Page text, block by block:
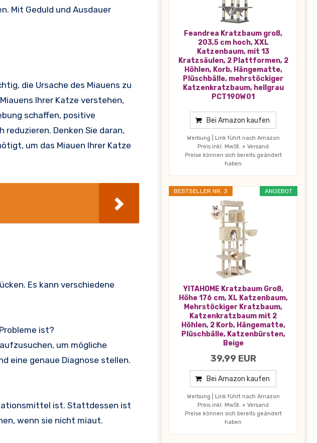
Mit Geduld und Ausdauer
die Ursache des Miauens zu
Ihrer Katze verstehen,
schaffen, positive
Denken Sie daran,
um das Miauen Ihrer Katze
Es kann verschiedene
ist?
um mögliche
eine genaue Diagnose stellen.
ist. Stattdessen ist
wenn sie nicht miaut.
Feandrea Kratzbaum groß,
203,5 cm hoch, XXL
Katzenbaum, mit 13
Kratzsäulen, 2 Plattformen, 2
Höhlen, Korb, Hängematte,
Plüschbälle, mehrstöckiger
Katzenkratzbaum, hellgrau
PCT190W01
Bei Amazon kaufen
Werbung | Link führt nach Amazon
Preis inkl. MwSt. + Versand
Preise können sich bereits geändert
haben
ANGEBOT
BESTSELLER NR. 3
YITAHOME Kratzbaum Groß,
Höhe 176 cm, XL Katzenbaum,
Mehrstöckiger Kratzbaum,
Katzenkratzbaum mit 2
Höhlen, 2 Korb, Hängematte,
Plüschbälle, Katzenbürsten,
Beige
39,99 EUR
Bei Amazon kaufen
Werbung | Link führt nach Amazon
Preis inkl. MwSt. + Versand
Preise können sich bereits geändert
haben